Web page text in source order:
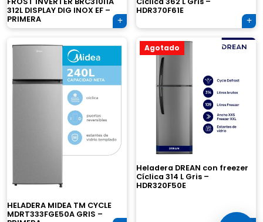
312L DISPLAY DIG INOX EF –
PRIMERA
HDR370F61E
HELADERA MIDEA TM CYCLE
MDRT333FGE50A GRIS –
Agotado
Heladera DREAN con freezer
Cíclica 314 L Gris –
HDR320F50E
Tu carrito está vacío.
Agregá un producto y aparecerá acá
automáticamente.